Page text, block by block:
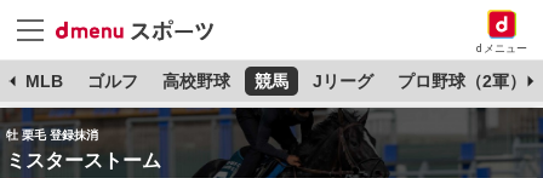
dメニュー
MLB ゴルフ 高校野球 競馬 Jリーグ プロ野球（2軍）
牡 栗毛 登録抹消
ミスターストーム